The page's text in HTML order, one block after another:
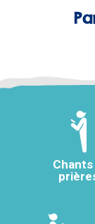
Chants